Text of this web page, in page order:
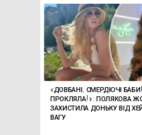
ОСТАННІ
СТАТТІ
«ДОВБАНІ, СМЕРДЮЧІ
ПРОКЛЯЛА!»: ПОЛЯКОВА
ЗАХИСТИЛА ДОНЬКУ ВІД
ВАГУ